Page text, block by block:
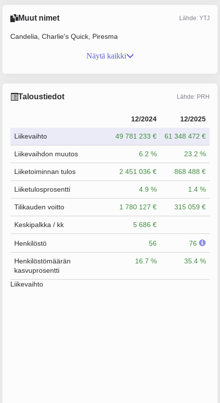
Muut nimet Lähde: YTJ
Candelia, Charlie's Quick, Piresma
Näytä kaikki
Taloustiedot Lähde: PRH
12/2024 12/2025
Liikevaihto 49 781 233 € 61 348 472 €
Liikevaihdon muutos 6.2 % 23.2 %
Liiketoiminnan tulos 2 451 036 € 868 488 €
Liiketulosprosentti 4.9 % 1.4 %
Tilikauden voitto 1 780 127 € 315 059 €
Keskipalkka / kk 5 686 €
Henkilöstö 56 76
Henkilöstömäärän
kasvuprosentti
16.7 % 35.4 %
Liikevaihto